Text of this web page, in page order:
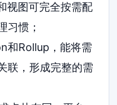
视图可完全按需配
习惯；
和Rollup，能将需
联，形成完整的需